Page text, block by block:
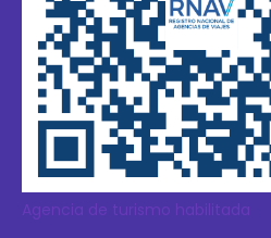
Agencia de turismo habilitada